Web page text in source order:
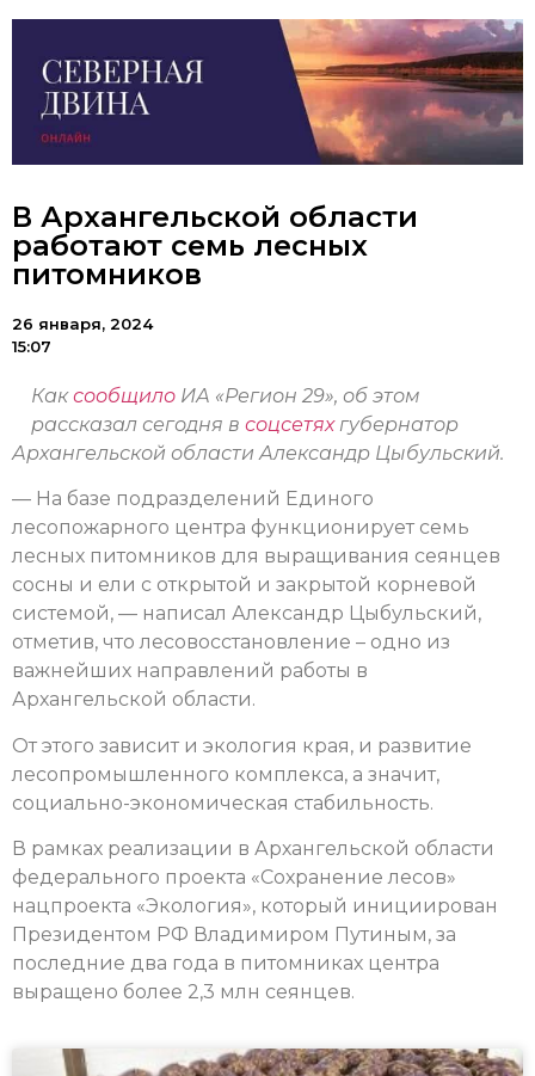
В Архангельской области
работают семь лесных
питомников
26 января, 2024
15:07
Каксообщило ИА «Регион 29», об этом
рассказал сегодня в соцсетях губернатор
Архангельской области Александр Цыбульский.
— На базе подразделений Единого
лесопожарного центра функционирует семь
лесных питомников для выращивания сеянцев
сосны и ели с открытой и закрытой корневой
системой, — написал Александр Цыбульский,
отметив, что лесовосстановление – одно из
важнейших направлений работы в
Архангельской области.
От этого зависит и экология края, и развитие
лесопромышленного комплекса, а значит,
социально-экономическая стабильность.
В рамках реализации в Архангельской области
федерального проекта «Сохранение лесов»
нацпроекта «Экология», который инициирован
Президентом РФ Владимиром Путиным, за
последние два года в питомниках центра
выращено более 2,3 млн сеянцев.